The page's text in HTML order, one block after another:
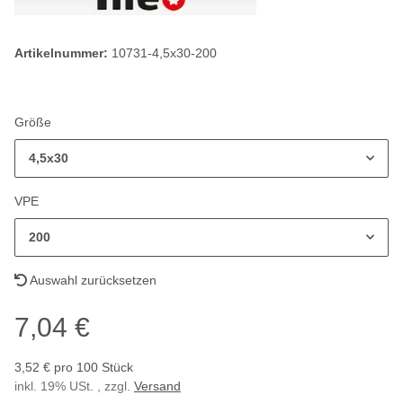
Artikelnummer: 10731-4,5x30-200
Größe
4,5x30
VPE
200
Auswahl zurücksetzen
7,04 €
3,52 € pro 100 Stück
inkl. 19% USt. , zzgl. Versand